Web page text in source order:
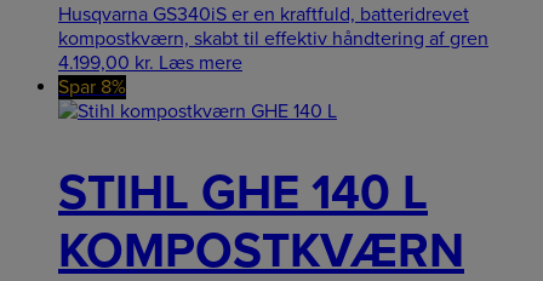
Husqvarna GS340iS er en kraftfuld, batteridrevet
kompostkværn, skabt til effektiv håndtering af gren
4.199,00 kr. Læs mere
Spar 8%
STIHL GHE 140 L
KOMPOSTKVÆRN